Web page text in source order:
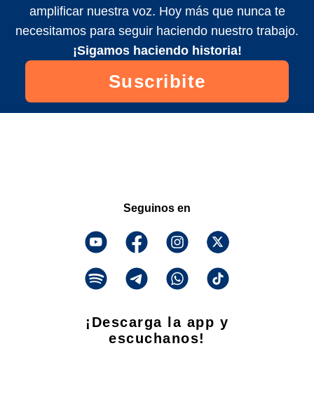
amplificar nuestra voz. Hoy más que nunca te
necesitamos para seguir haciendo nuestro trabajo.
¡Sigamos haciendo historia!
Suscribite
Seguinos en
¡Descarga la app y
escuchanos!